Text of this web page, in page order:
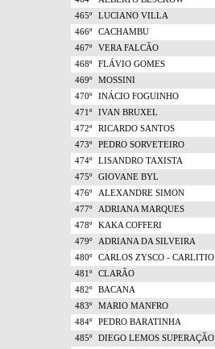
465º
LUCIANO VILLA
466º
CACHAMBU
467º
VERA FALCÃO
468º
FLÁVIO GOMES
469º
MOSSINI
470º
INÁCIO FOGUINHO
471º
IVAN BRUXEL
472º
RICARDO SANTOS
473º
PEDRO SORVETEIRO
474º
LISANDRO TAXISTA
475º
GIOVANE BYL
476º
ALEXANDRE SIMON
477º
ADRIANA MARQUES
478º
KAKA COFFERI
479º
ADRIANA DA SILVEIRA
480º
CARLOS ZYSCO - CARLITIO
481º
CLARÃO
482º
BACANA
483º
MARIO MANFRO
484º
PEDRO BARATINHA
485º
DIEGO LEMOS SUPERAÇÃO